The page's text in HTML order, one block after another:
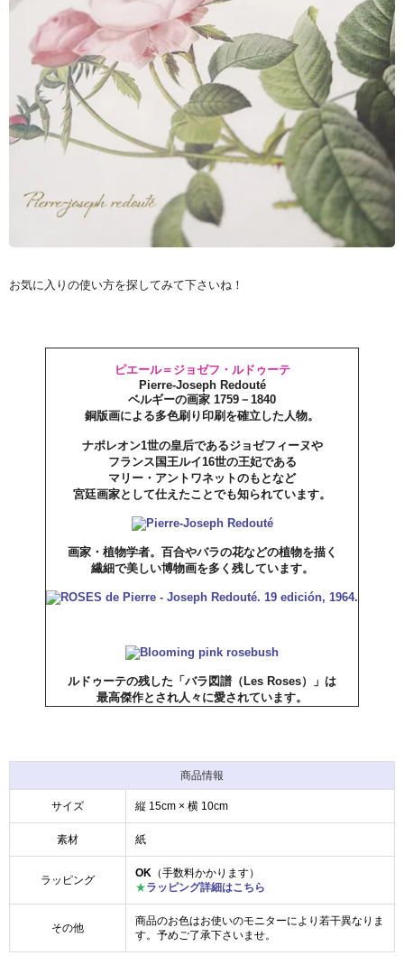
お気に入りの使い方を探してみて下さいね！
ピエール＝ジョゼフ・ルドゥーテ
Pierre-Joseph Redouté
ベルギーの画家 1759－1840
銅版画による多色刷り印刷を確立した人物。
ナポレオン1世の皇后であるジョゼフィーヌや
フランス国王ルイ16世の王妃である
マリー・アントワネットのもとなど
宮廷画家として仕えたことでも知られています。
画家・植物学者。百合やバラの花などの植物を描く
繊細で美しい博物画を多く残しています。
ルドゥーテの残した「バラ図譜（Les Roses）」は
最高傑作とされ人々に愛されています。
商品情報
サイズ 縦 15cm × 横 10cm
素材 紙
ラッピング
OK （手数料かかります）
★ラッピング詳細はこちら
その他
商品のお色はお使いのモニターにより若干異なりま
す。予めご了承下さいませ。